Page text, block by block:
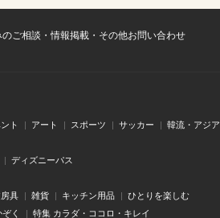
ご相談・情報掲載・その他お問い合わせ
ト アート スポーツ サッカー 韓流・アジア
ディズニーパス
具 雑貨 キッチン用品 ひとりを楽しむ
く 特集 カラダ・ココロ・キレイ